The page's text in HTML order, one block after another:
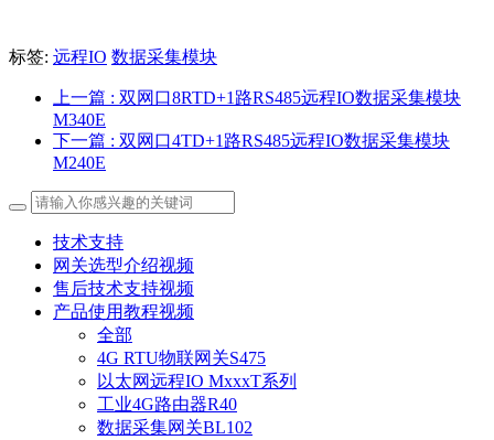
标签: 远程IO 数据采集模块
上一篇 : 双网口8RTD+1路RS485远程IO数据采集模块
M340E
下一篇 : 双网口4TD+1路RS485远程IO数据采集模块
M240E
技术支持
网关选型介绍视频
售后技术支持视频
产品使用教程视频
全部
4G RTU物联网关S475
以太网远程IO MxxxT系列
工业4G路由器R40
数据采集网关BL102